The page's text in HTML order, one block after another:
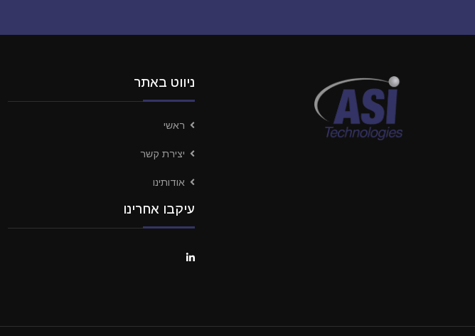
ניווט באתר
ראשי
יצירת קשר
אודותינו
עיקבו אחרינו